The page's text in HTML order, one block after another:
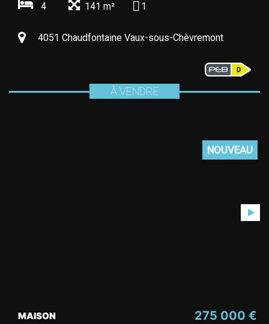
4 141 m² 1
4051 Chaudfontaine Vaux-sous-Chèvremont
À VENDRE
NOUVEAU
275 000 €
MAISON